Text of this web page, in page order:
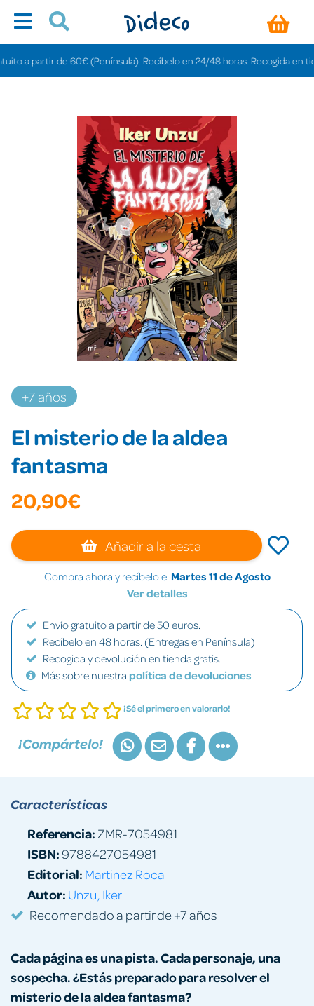
a partir de 60€ (Península). Recíbelo en 24/48 horas. Recogida en
+7 años
El misterio de la aldea
fantasma
20,90€
Añadir a la cesta
Compra ahora y recíbelo el Martes 11 de Agosto
Ver detalles
Envío gratuito a partir de 50 euros.
Recíbelo en 48 horas. (Entregas en Península)
Recogida y devolución en tienda gratis.
Más sobre nuestra política de devoluciones
¡Sé el primero en valorarlo!
¡Compártelo!
Cada página es una pista. Cada personaje, una
sospecha. ¿Estás preparado para resolver el
misterio de la aldea fantasma?
Características
Referencia: ZMR-7054981
ISBN:9788427054981
Editorial: Martinez Roca
Autor: Unzu, Iker
Recomendado a partir de +7 años